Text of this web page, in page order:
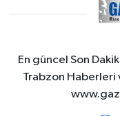
En güncel Son
Trabzon Haberleri